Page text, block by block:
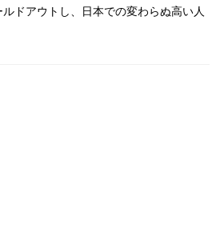
ドアウトし、日本での変わらぬ高い人